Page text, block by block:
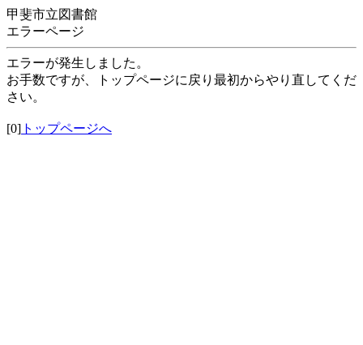
甲斐市立図書館
エラーページ
エラーが発生しました。
お手数ですが、トップページに戻り最初からやり直してくだ
さい。
[0] トップページへ